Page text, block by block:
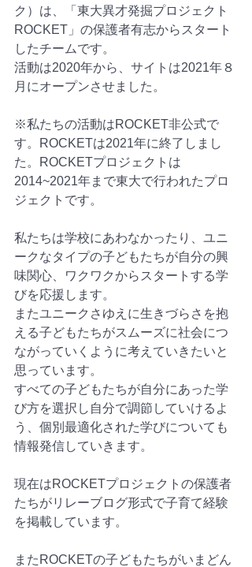
ク）は、「東大異才発掘プロジェクト
ROCKET」の保護者有志からスタート
したチームです。
活動は2020年から、サイトは2021年８
月にオープンさせました。
※私たちの活動はROCKET非公式で
す。ROCKETは2021年に終了しまし
た。ROCKETプロジェクトは
2014~2021年まで東大で行われたプロ
ジェクトです。
私たちは学校にあわなかったり、ユニ
ークなタイプの子どもたちが自分の興
味関心、ワクワクからスタートする学
びを応援します。
またユニークさゆえに生きづらさを抱
える子どもたちがスムーズに社会につ
ながっていくように考えていきたいと
思っています。
すべての子どもたちが自分にあった学
び方を選択し自分で調節していけるよ
う、個別最適化された学びについても
情報発信していきます。
現在はROCKETプロジェクトの保護者
たちがリレーブログ形式で子育て経験
を掲載しています。
またROCKETの子どもたちがいまどん